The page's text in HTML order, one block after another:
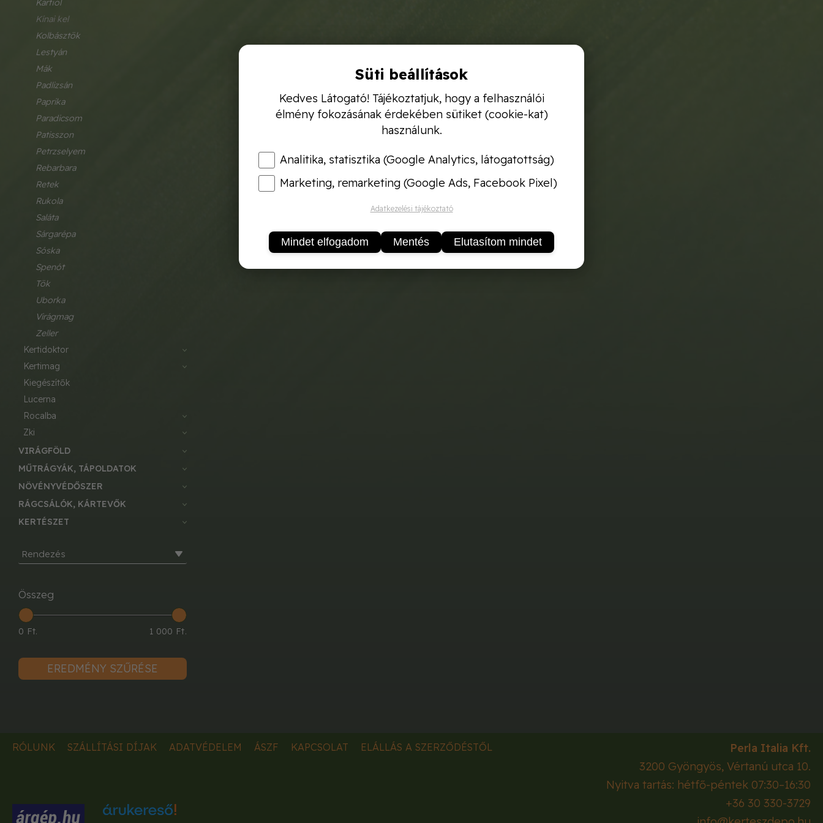
karfiol
kínai kel
kolbásztök
lestyán
mák
padlizsán
paprika
paradicsom
patisszon
petrzselyem
rebarbara
retek
rukola
saláta
sárgarépa
sóska
spenót
tök
uborka
virágmag
zeller
kertidoktor
kertimag
kiegészítők
lucerna
rocalba
zki
VIRÁGFÖLD
MŰTRÁGYÁK, TÁPOLDATOK
NÖVÉNYVÉDŐSZER
RÁGCSÁLÓK, KÁRTEVŐK
KERTÉSZET
Rendezés
Összeg
0 Ft. 1 000 Ft.
EREDMÉNY SZŰRÉSE
RÓLUNK SZÁLLÍTÁSI DÍJAK ADATVÉDELEM ÁSZF KAPCSOLAT ELÁLLÁS A SZERZŐDÉSTŐL
Perla Italia Kft.
3200 Gyöngyös, Vértanú utca 10.
Nyitva tartás: hétfő-péntek 07:30–16:30
+36 30 330-3729
Süti beállítások
Kedves Látogató! Tájékoztatjuk, hogy a felhasználói
élmény fokozásának érdekében sütiket (cookie-kat)
használunk.
Analitika, statisztika (Google Analytics, látogatottság)
Marketing, remarketing (Google Ads, Facebook Pixel)
Adatkezelési tájékoztató
Mindet elfogadom Mentés Elutasítom mindet